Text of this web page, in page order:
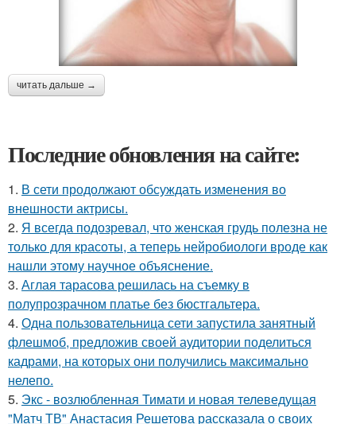
читать дальше →
Последние обновления на сайте:
1. В сети продолжают обсуждать изменения во
внешности актрисы.
2. Я всегда подозревал, что женская грудь полезна не
только для красоты, а теперь нейробиологи вроде как
нашли этому научное объяснение.
3. Аглая тарасова решилась на съемку в
полупрозрачном платье без бюстгальтера.
4. Одна пользовательница сети запустила занятный
флешмоб, предложив своей аудитории поделиться
кадрами, на которых они получились максимально
нелепо.
5. Экс - возлюбленная Тимати и новая телеведущая
"Матч ТВ" Анастасия Решетова рассказала о своих